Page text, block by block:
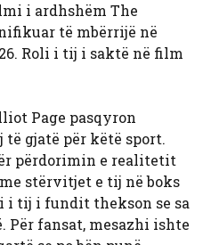
i ardhshëm The
të mbërrijë në
Roli i tij i saktë në film
Page pasqyron
gjatë për këtë sport.
përdorimin e realitetit
stërvitjet e tij në boks
i tij i fundit thekson se sa
Për fansat, mesazhi ishte